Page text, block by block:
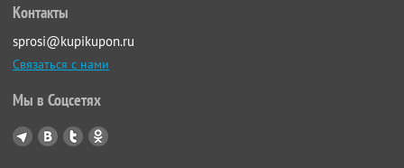
Контакты
sprosi@kupikupon.ru
Связаться с нами
Мы в Соцсетях